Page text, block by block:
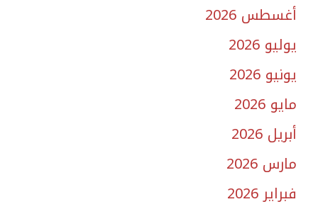
أغسطس 2026
يوليو 2026
يونيو 2026
مايو 2026
أبريل 2026
مارس 2026
فبراير 2026